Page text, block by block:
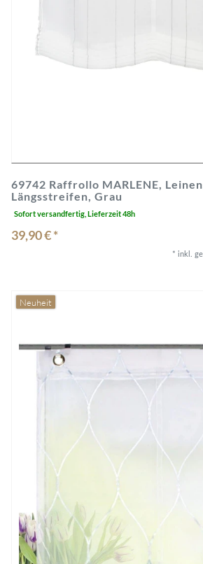
69742 Raffrollo MARLENE,
Längsstreifen, Grau
Sofort versandfertig, Lieferzeit 48h
39,90 € *
* inkl.
Neuheit